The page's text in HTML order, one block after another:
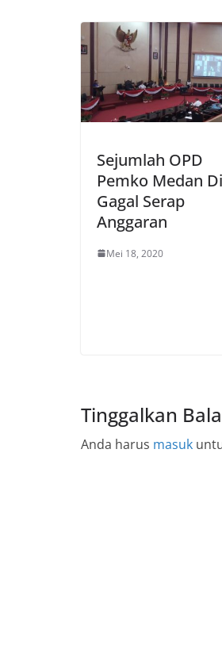
Sejumlah OPD
Pemko Medan
Gagal Serap
Anggaran
Mei 18, 2020
Tinggalkan
Anda harus masuk